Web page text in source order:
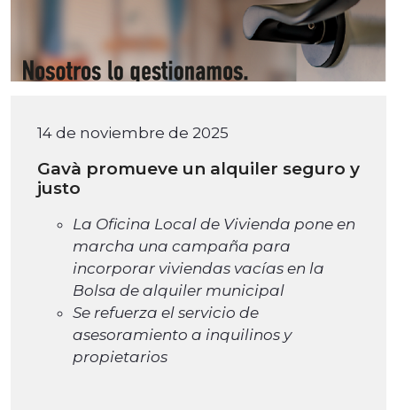
14 de noviembre de 2025
Gavà promueve un alquiler seguro y
justo
La Oficina Local de Vivienda pone en
marcha una campaña para
incorporar viviendas vacías en la
Bolsa de alquiler municipal
Se refuerza el servicio de
asesoramiento a inquilinos y
propietarios